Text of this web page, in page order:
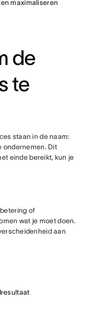
maximaliseren
de
te
staan in de naam:
ondernemen. Dit
einde bereikt, kun je
of
wat je moet doen.
aan